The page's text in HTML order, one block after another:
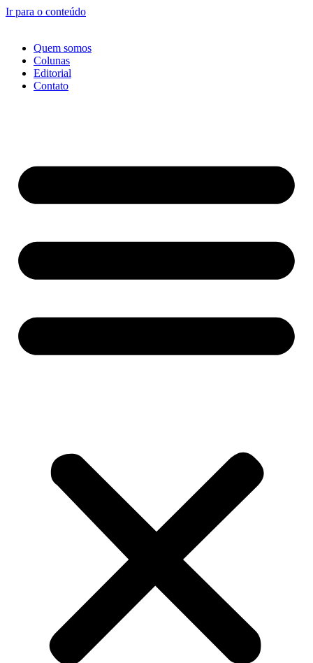
Ir para o conteúdo
Quem somos
Colunas
Editorial
Contato